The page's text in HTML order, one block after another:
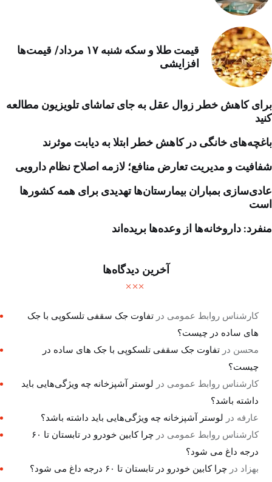
قیمت طلا و سکه شنبه ۱۷ مرداد/ قیمت‌ها
افزایشی
برای کاهش خطر زوال عقل به جای تماشای تلویزیون مطالعه
کنید
باغچه‌های خانگی در کاهش خطر ابتلا به دیابت موثرند
شفافیت و مدیریت تعارض منافع؛ لازمه اصلاح نظام دارویی
عادی‌سازی بمباران بیمارستان‌ها تهدیدی برای همه کشورها
است
منفرد: داروخانه‌ها از وعده‌ها بریده‌اند
آخرین دیدگاه‌ها
کارشناس روابط عمومی درتفاوت جک سقفی تلسکوپی با جک
های ساده در چیست؟
محسن درتفاوت جک سقفی تلسکوپی با جک های ساده در
چیست؟
کارشناس روابط عمومی در لوستر آشپزخانه چه ویژگی‌هایی باید
داشته باشد؟
عارفه در لوستر آشپزخانه چه ویژگی‌هایی باید داشته باشد؟
کارشناس روابط عمومی در
چرا کابین خودرو در تابستان تا ۶۰
درجه داغ می شود؟
بهزاد درچرا کابین خودرو در تابستان تا ۶۰ درجه داغ می شود؟